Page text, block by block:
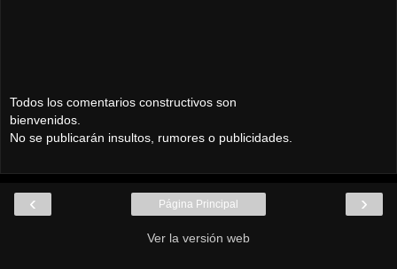
Todos los comentarios constructivos son
bienvenidos.
No se publicarán insultos, rumores o publicidades.
‹ ›
Página Principal
Ver la versión web